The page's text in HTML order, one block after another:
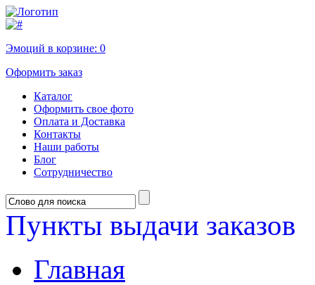
Эмоций в корзине: 0
Оформить заказ
Каталог
Оформить свое фото
Оплата и Доставка
Контакты
Наши работы
Блог
Сотрудничество
Пункты выдачи заказов
Главная